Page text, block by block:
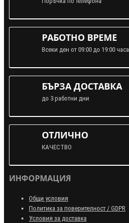
РАБОТНО ВРЕМЕ
Всеки ден от 09:00 до 19:00 часа
БЪРЗА ДОСТАВКА
до 3 работни дни
ОТЛИЧНО
КАЧЕСТВО
ИНФОРМАЦИЯ
Общи условия
Политика за поверителност / GDPR
Условия за доставка